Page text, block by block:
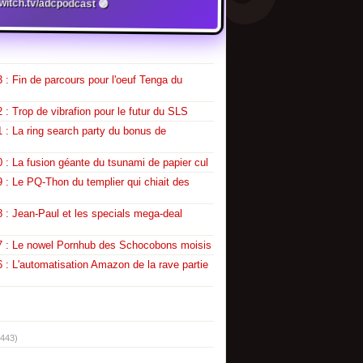
: Fin de parcours pour l'oeuf Tenga du
: Trop de vibrafion pour le futur du SLS
: La ring search party du bonus de
: La fusion géante du tsunami de papier cul
: Le PQ-Thon du templier qui chiait des
: Jean-Paul et les specials mega-deal
: Le nowel Pornhub des Schocobons moisis
: L'automatisation Amazon de la rave partie